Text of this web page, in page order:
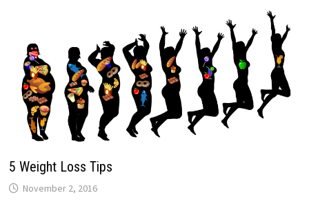
5 Weight Loss Tips
November 2, 2016